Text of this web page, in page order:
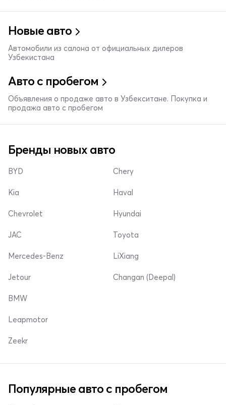
Новые авто
Автомобили из салона от официальных дилеров
Узбекистана
Авто с пробегом
Объявления о продаже авто в Узбекситане. Покупка и
продажа авто с пробегом
Бренды новых авто
BYD
Kia
Chevrolet
Chery
Haval
Hyundai
JAC
Mercedes-Benz
Jetour
Toyota
LiXiang
Changan (Deepal)
BMW
Leapmotor
Zeekr
Популярные авто с пробегом